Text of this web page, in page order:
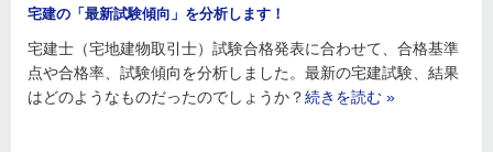
宅建の「最新試験傾向」を分析します！
宅建士（宅地建物取引士）試験合格発表に合わせて、合格基準
点や合格率、試験傾向を分析しました。最新の宅建試験、結果
はどのようなものだったのでしょうか？続きを読む »